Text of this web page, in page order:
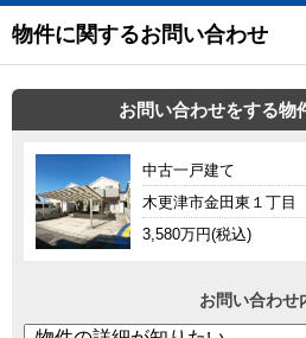
物件に関するお問い合わせ
お問い合わせをする物
中古一戸建て
木更津市金田東１丁目
3,580万円(税込)
お問い合わせ